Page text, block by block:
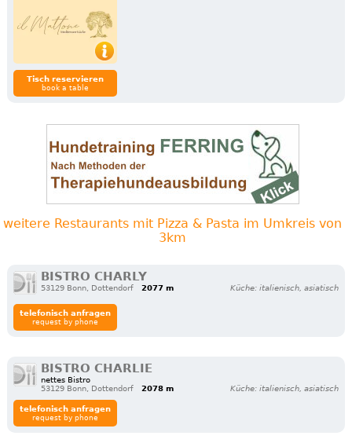
Tisch reservieren
book a table
weitere Restaurants mit Pizza & Pasta im Umkreis von
3km
BISTRO CHARLY
53129 Bonn, Dottendorf 2077 m Küche: italienisch, asiatisch
telefonisch anfragen
request by phone
BISTRO CHARLIE
nettes Bistro
53129 Bonn, Dottendorf
2078 m Küche: italienisch, asiatisch
telefonisch anfragen
request by phone